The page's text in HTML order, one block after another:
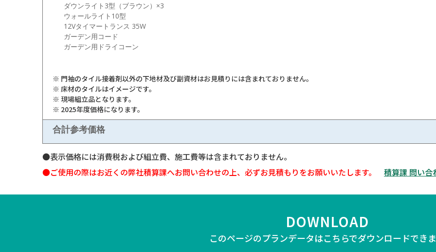
ダウンライト3型（ブラウン）×3
ウォールライト10型
12Vタイマートランス 35W
ガーデン用コード
ガーデン用ドライコーン
※ 門袖のタイル接着剤以外の下地材及び副資材はお見積りには含まれておりません。
※ 床材のタイルはイメージです。
※ 現場組立品となります。
※ 2025年度価格になります。
合計参考価格
●表示価格には消費税および組立費、施工費等は含まれておりません。
●ご使用の際はお近くの弊社積算課へお問い合わせの上、必ずお見積もりをお願いいたします。
積算課 問い合
DOWNLOAD
このページのプランデータはこちらでダウンロードでき